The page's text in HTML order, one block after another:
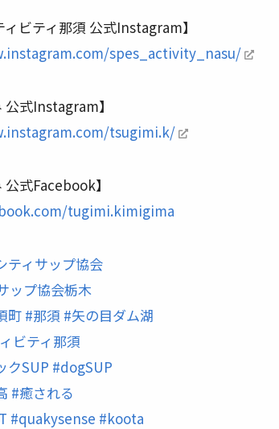
ィビティ那須 公式Instagram】
spes_activity_nasu/
公式Instagram】
tsugimi.k/
公式Facebook】
tugimi.kimigima
ティサップ協会
ップ協会栃木
町 #那須 #矢の目ダム湖
ビティ那須
クSUP #dogSUP
#癒される
#quakysense #koota